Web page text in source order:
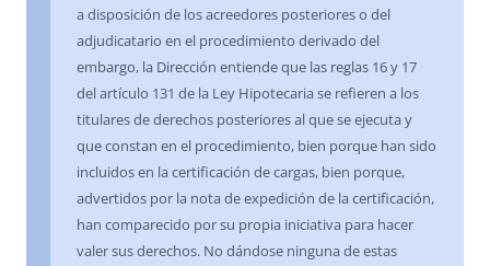
a disposición de los acreedores posteriores o del
adjudicatario en el procedimiento derivado del
embargo, la Dirección entiende que las reglas 16 y 17
del artículo 131 de la Ley Hipotecaria se refieren a los
titulares de derechos posteriores al que se ejecuta y
que constan en el procedimiento, bien porque han sido
incluidos en la certificación de cargas, bien porque,
advertidos por la nota de expedición de la certificación,
han comparecido por su propia iniciativa para hacer
valer sus derechos. No dándose ninguna de estas